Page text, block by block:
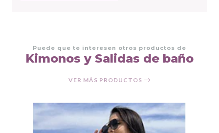
Puede que te interesen otros productos de
Kimonos y Salidas de baño
VER MÁS PRODUCTOS